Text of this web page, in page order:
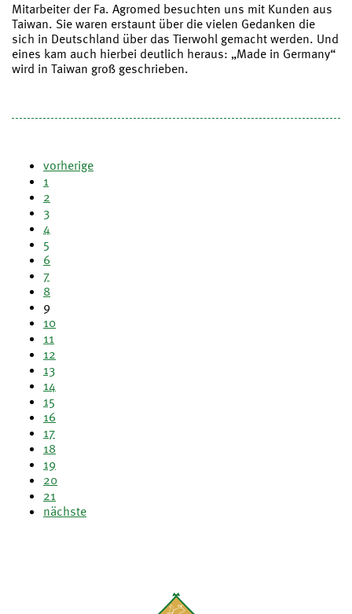
Mitarbeiter der Fa. Agromed besuchten uns mit Kunden aus
Taiwan. Sie waren erstaunt über die vielen Gedanken die
sich in Deutschland über das Tierwohl gemacht werden. Und
eines kam auch hierbei deutlich heraus: „Made in Germany“
wird in Taiwan groß geschrieben.
vorherige
1
2
3
4
5
6
7
8
9
10
11
12
13
14
15
16
17
18
19
20
21
nächste